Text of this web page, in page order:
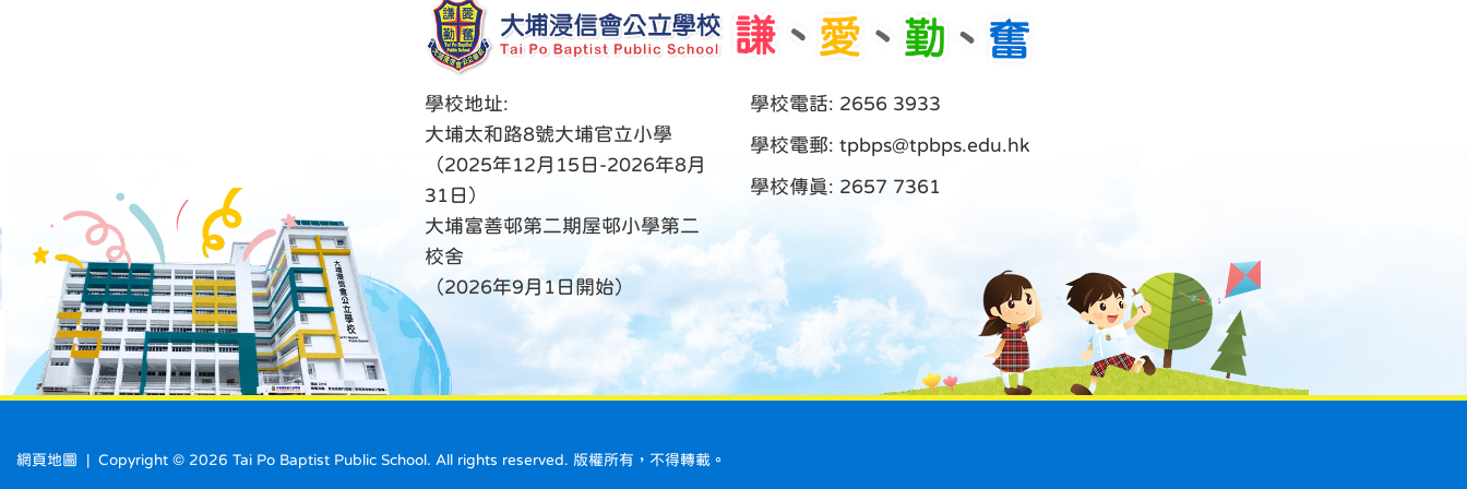
學校地址:
大埔太和路8號大埔官立小學
（2025年12月15日-2026年8月
31日）
大埔富善邨第二期屋邨小學第二
校舍
（2026年9月1日開始）
學校電話: 2656 3933
學校電郵: tpbps@tpbps.edu.hk
學校傳真: 2657 7361
網頁地圖 | Copyright © 2026 Tai Po Baptist Public School. All rights reserved. 版權所有，不得轉載。